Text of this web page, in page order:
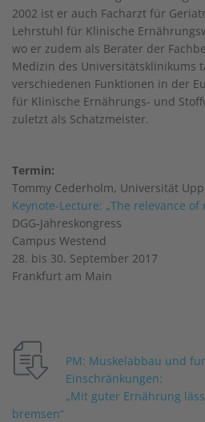
2002 ist er auch Facharzt für
Lehrstuhl für Klinische
wo er zudem als Berater der
Medizin des Universitätsklinikums
verschiedenen Funktionen in der
für Klinische Ernährungs- und
zuletzt als Schatzmeister.
Termin:
Tommy Cederholm, Universität
Keynote-Lecture: „The relevance
DGG-Jahreskongress
Campus Westend
28. bis 30. September 2017
Frankfurt am Main
PM: Muskelabbau und
Einschränkungen:
„Mit guter Ernährung
bremsen“